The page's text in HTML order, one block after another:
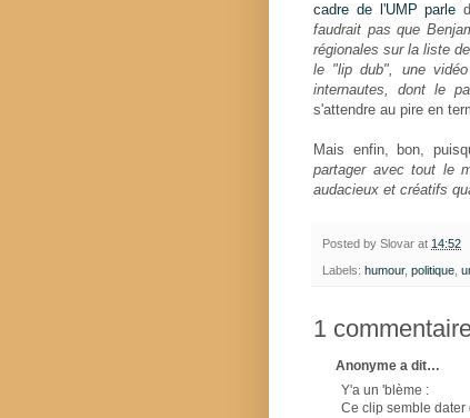
cadre de l'UMP parle
faudrait pas que
régionales sur la liste
le "lip dub", une
internautes, dont le
s'attendre au pire en
Mais enfin, bon,
partager avec tout le
audacieux et créatifs
Posted by Slovar at 14:52
Labels: humour, politique,
1
Anonyme a dit…
Y'a un 'blème :
Ce clip semble dater